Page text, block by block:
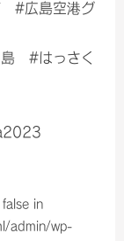
#広島空港グ
#はっさく
in
admin/wp-